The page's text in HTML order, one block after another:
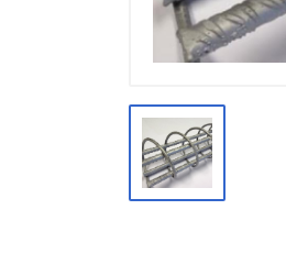
Нержавеющий
Трубы
метизы
Оцинкованный
Запорная арматура